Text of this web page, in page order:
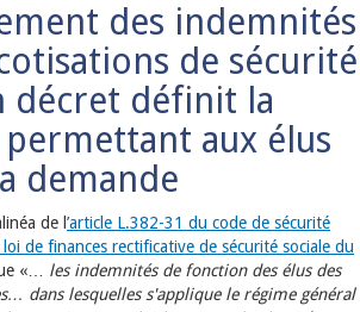
des indemnités
de sécurité
décret définit la
aux élus
demande
de l ’article L.382-31 du code de sécurité
loi de finances rectificative de sécurité sociale du
«… les indemnités de fonction des élus des
dans lesquelles s'applique le régime général